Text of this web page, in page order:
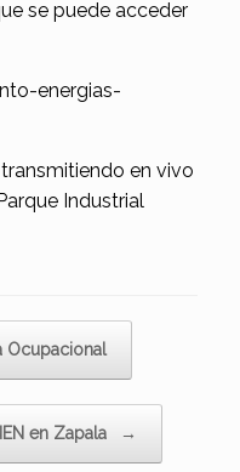
se puede acceder
energias-
en vivo
Industrial
Ocupacional
en Zapala →